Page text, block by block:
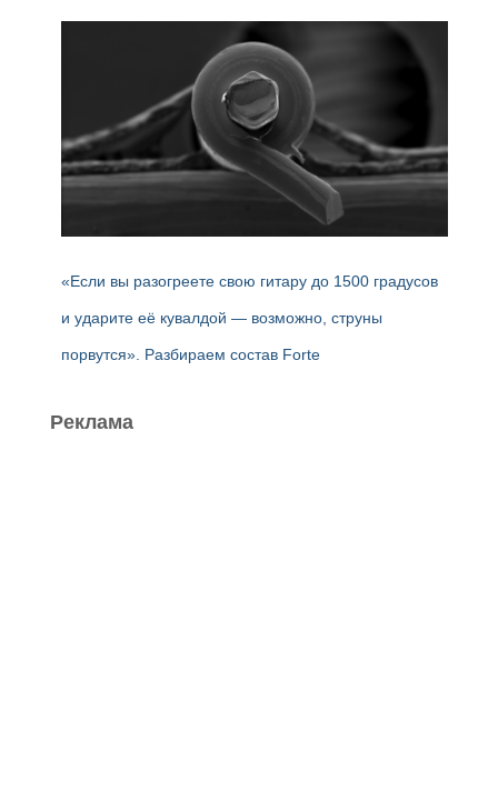
«Если вы разогреете свою гитару до 1500 градусов
и ударите её кувалдой — возможно, струны
порвутся». Разбираем состав Forte
Реклама